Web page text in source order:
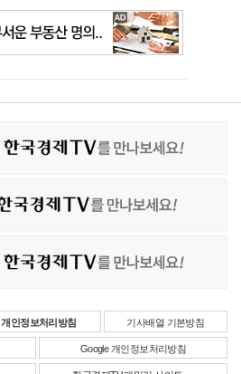
개인정보처리방침 기사배열 기본방침
Google 개인정보처리방침